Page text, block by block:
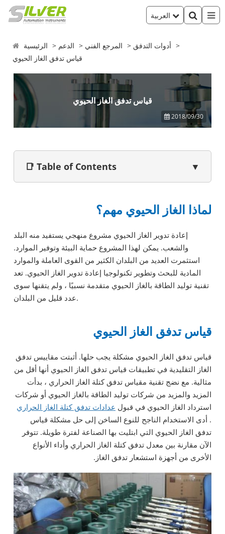
الرئيسية الدعم المرجع الفني
أدوات التدفق
قياس تدفق الغاز الحيوي
قياس تدفق الغاز الحيوي
2018/09/30
📑 Table of Contents ▼
لماذا الغاز الحيوي مهم؟
إعادة تدوير الغاز الحيوي مشروع منهجي يستفيد منه البلد
والشعب. يمكن لهذا المشروع حماية البيئة وتوفير الموارد.
استثمرت العديد من البلدان الكثير من القوى العاملة والموارد
المادية للبحث وتطوير تكنولوجيا إعادة تدوير الغاز الحيوي. تعد
تقنية توليد الطاقة بالغاز الحيوي متقدمة نسبيًا ، ولم يتقنها سوى
عدد قليل من البلدان.
قياس تدفق الغاز الحيوي
قياس تدفق الغاز الحيوي مشكلة يجب حلها. أثبتت مقاييس تدفق
الغاز التقليدية في تطبيقات قياس تدفق الغاز الحيوي أنها أقل من
مثالية. مع نضج تقنية مقياس تدفق كتلة الغاز الحراري ، بدأت
المزيد والمزيد من شركات توليد الطاقة بالغاز الحيوي أو شركات
استرداد الغاز الحيوي في قبول عدادات تدفق كتلة الغاز الحراري
. أدى الاستخدام الناجح للنوع الساخن إلى حل مشكلة قياس
تدفق الغاز الحيوي التي ابتليت بها الصناعة لفترة طويلة. تتوفر
الآن مقارنة بين معدل تدفق كتلة الغاز الحراري وأداء الأنواع
الأخرى من أجهزة استشعار تدفق الغاز.